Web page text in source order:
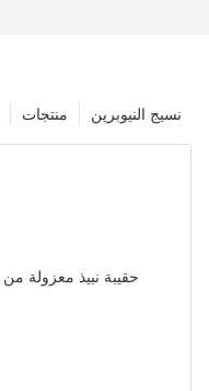
نسيج النيوبرين منتجات